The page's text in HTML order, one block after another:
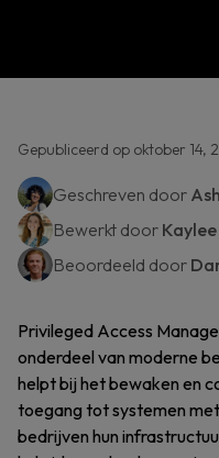
Gepubliceerd op oktober 14,
Geschreven door
Bewerkt door
Beoordeeld door
Privileged Access
onderdeel van moderne
helpt bij het bewaken en
toegang tot systemen
bedrijven hun